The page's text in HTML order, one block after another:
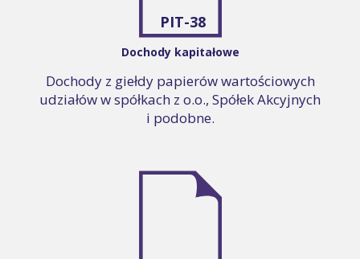
PIT-38
Dochody kapitałowe
Dochody z giełdy papierów wartościowych
udziałów w spółkach z o.o., Spółek Akcyjnych
i podobne.